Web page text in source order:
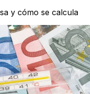
y cómo se calcula